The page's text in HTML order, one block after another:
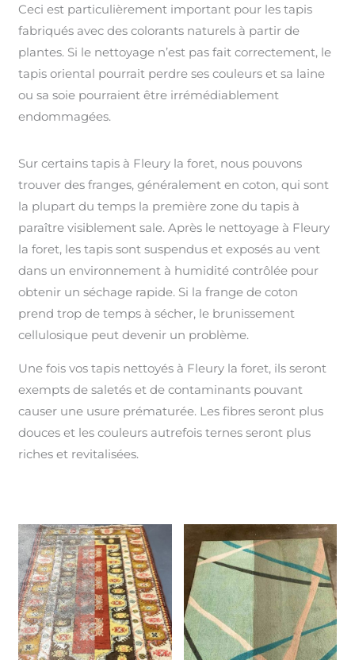
Ceci est particulièrement important pour les tapis
fabriqués avec des colorants naturels à partir de
plantes. Si le nettoyage n’est pas fait correctement, le
tapis oriental pourrait perdre ses couleurs et sa laine
ou sa soie pourraient être irrémédiablement
endommagées.
Sur certains tapis à Fleury la foret, nous pouvons
trouver des franges, généralement en coton, qui sont
la plupart du temps la première zone du tapis à
paraître visiblement sale. Après le nettoyage à Fleury
la foret, les tapis sont suspendus et exposés au vent
dans un environnement à humidité contrôlée pour
obtenir un séchage rapide. Si la frange de coton
prend trop de temps à sécher, le brunissement
cellulosique peut devenir un problème.
Une fois vos tapis nettoyés à Fleury la foret, ils seront
exempts de saletés et de contaminants pouvant
causer une usure prématurée. Les fibres seront plus
douces et les couleurs autrefois ternes seront plus
riches et revitalisées.